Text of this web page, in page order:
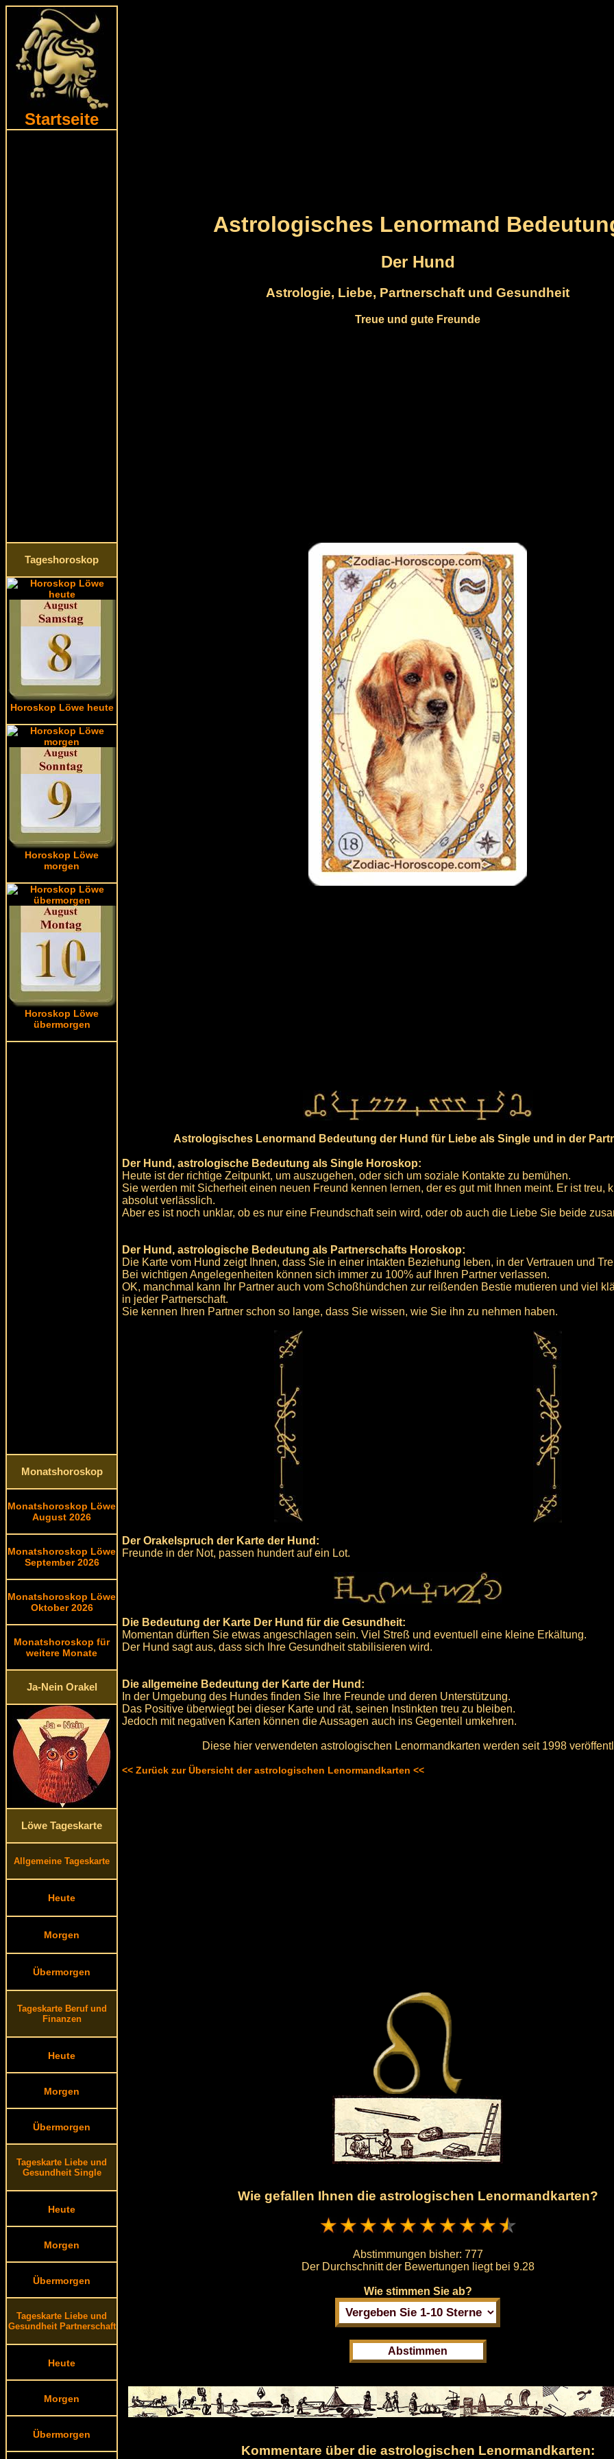
Startseite
Tageshoroskop
Horoskop Löwe heute
Horoskop Löwe
morgen
Horoskop Löwe
übermorgen
Monatshoroskop
Monatshoroskop Löwe
August 2026
Monatshoroskop Löwe
September 2026
Monatshoroskop Löwe
Oktober 2026
Monatshoroskop für
weitere Monate
Ja-Nein Orakel
Löwe Tageskarte
Allgemeine Tageskarte
Heute
Morgen
Übermorgen
Tageskarte Beruf und
Finanzen
Heute
Morgen
Übermorgen
Tageskarte Liebe und
Gesundheit Single
Heute
Morgen
Übermorgen
Tageskarte Liebe und
Gesundheit Partnerschaft
Heute
Morgen
Übermorgen
Astrologisches Lenormand
Der Hund
Astrologie, Liebe, Partnerschaft und Gesundheit
Treue und gute Freunde
Astrologisches Lenormand Bedeutung der Hund für Liebe als Single und in der
Der Hund, astrologische Bedeutung als Single Horoskop:
Heute ist der richtige Zeitpunkt, um auszugehen, oder sich um soziale Kontakte zu bemühen.
Sie werden mit Sicherheit einen neuen Freund kennen lernen, der es gut mit Ihnen meint. Er ist treu,
absolut verlässlich.
Aber es ist noch unklar, ob es nur eine Freundschaft sein wird, oder ob auch die Liebe Sie beide
Der Hund, astrologische Bedeutung als Partnerschafts Horoskop:
Die Karte vom Hund zeigt Ihnen, dass Sie in einer intakten Beziehung leben, in der Vertrauen und
Bei wichtigen Angelegenheiten können sich immer zu 100% auf Ihren Partner verlassen.
OK, manchmal kann Ihr Partner auch vom Schoßhündchen zur reißenden Bestie mutieren und viel
in jeder Partnerschaft.
Sie kennen Ihren Partner schon so lange, dass Sie wissen, wie Sie ihn zu nehmen haben.
Der Orakelspruch der Karte der Hund:
Freunde in der Not, passen hundert auf ein Lot.
Die Bedeutung der Karte Der Hund für die Gesundheit:
Momentan dürften Sie etwas angeschlagen sein. Viel Streß und eventuell eine kleine Erkältung.
Der Hund sagt aus, dass sich Ihre Gesundheit stabilisieren wird.
Die allgemeine Bedeutung der Karte der Hund:
In der Umgebung des Hundes finden Sie Ihre Freunde und deren Unterstützung.
Das Positive überwiegt bei dieser Karte und rät, seinen Instinkten treu zu bleiben.
Jedoch mit negativen Karten können die Aussagen auch ins Gegenteil umkehren.
Diese hier verwendeten astrologischen Lenormandkarten werden seit 1998
<< Zurück zur Übersicht der astrologischen Lenormandkarten <<
Wie gefallen Ihnen die astrologischen Lenormandkarten?
Abstimmungen bisher: 777
Der Durchschnitt der Bewertungen liegt bei 9.28
Wie stimmen Sie ab?
Kommentare über die astrologischen Lenormandkarten: